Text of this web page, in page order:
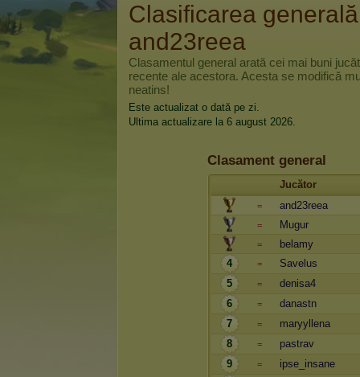
Clasificarea
and23reea
Clasamentul general arată cei mai buni
recente ale acestora. Acesta se modifică
neatins!
Este actualizat o dată pe zi.
Ultima actualizare la 6 august 2026.
Clasament general
Jucător
= and23reea
= Mugur
=
belamy
4
=
Savelus
5
=
denisa4
6
=
danastn
7
=
maryyllena
8
=
pastrav
9
=
ipse_insane